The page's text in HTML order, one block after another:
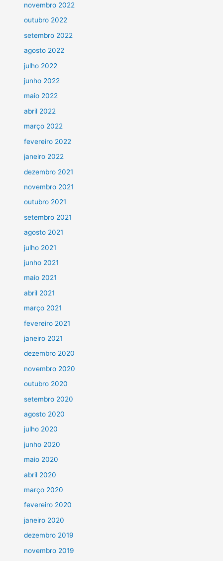
novembro 2022
outubro 2022
setembro 2022
agosto 2022
julho 2022
junho 2022
maio 2022
abril 2022
março 2022
fevereiro 2022
janeiro 2022
dezembro 2021
novembro 2021
outubro 2021
setembro 2021
agosto 2021
julho 2021
junho 2021
maio 2021
abril 2021
março 2021
fevereiro 2021
janeiro 2021
dezembro 2020
novembro 2020
outubro 2020
setembro 2020
agosto 2020
julho 2020
junho 2020
maio 2020
abril 2020
março 2020
fevereiro 2020
janeiro 2020
dezembro 2019
novembro 2019